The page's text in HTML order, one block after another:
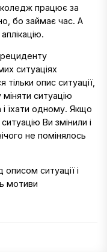
коледж працює за
бо займає час. А
ситуаціях
опис ситуації,
ситуацію
їхати одному. Якщо
Ви змінили і
не помінялось
ситуації і
мотиви